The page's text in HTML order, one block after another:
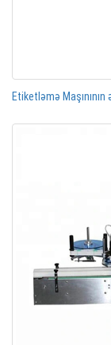
Etiketləmə